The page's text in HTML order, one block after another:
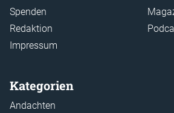
Spenden
Redaktion
Impressum
Kategorien
Andachten